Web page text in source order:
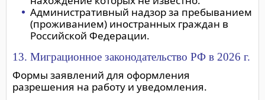
Административный надзор за пребыванием
(проживанием) иностранных граждан в
Российской Федерации.
13. Миграционное законодательство РФ в 2026 г.
Формы заявлений для оформления
разрешения на работу и уведомления.